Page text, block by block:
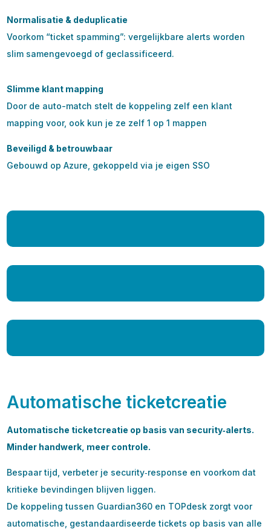
Normalisatie & deduplicatie
Voorkom “ticket spamming”: vergelijkbare alerts worden
slim samengevoegd of geclassificeerd.
Slimme klant mapping
Door de auto-match stelt de koppeling zelf een klant
mapping voor, ook kun je ze zelf 1 op 1 mappen
Beveiligd & betrouwbaar
Gebouwd op Azure, gekoppeld via je eigen SSO
Automatische ticketcreatie
Automatische ticketcreatie op basis van security‑alerts.
Minder handwerk, meer controle.
Bespaar tijd, verbeter je security‑response en voorkom dat
kritieke bevindingen blijven liggen.
De koppeling tussen Guardian360 en TOPdesk zorgt voor
automatische, gestandaardiseerde tickets op basis van alle